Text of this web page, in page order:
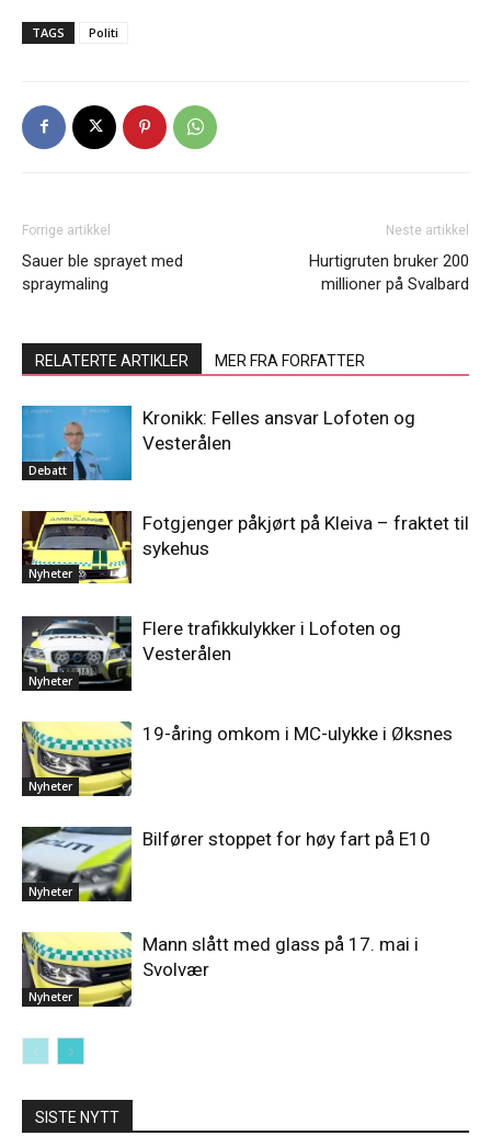
TAGS Politi
Forrige artikkel
Sauer ble sprayet med
spraymaling
Neste artikkel
Hurtigruten bruker 200
millioner på Svalbard
RELATERTE ARTIKLER MER FRA FORFATTER
Debatt
Kronikk: Felles ansvar Lofoten og
Vesterålen
Nyheter
Fotgjenger påkjørt på Kleiva – fraktet til
sykehus
Nyheter
Flere trafikkulykker i Lofoten og
Vesterålen
Nyheter
19-åring omkom i MC-ulykke i Øksnes
Nyheter
Bilfører stoppet for høy fart på E10
Nyheter
Mann slått med glass på 17. mai i
Svolvær
SISTE NYTT